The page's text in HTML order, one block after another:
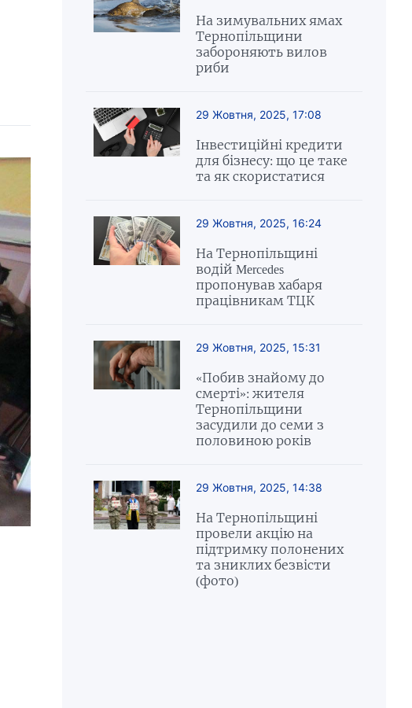
На зимувальних ямах
Тернопільщини
забороняють вилов
риби
29 Жовтня, 2025, 17:08
Інвестиційні кредити
для бізнесу: що це таке
та як скористатися
29 Жовтня, 2025, 16:24
На Тернопільщині
водій Mercedes
пропонував хабаря
працівникам ТЦК
29 Жовтня, 2025, 15:31
«Побив знайому до
смерті»: жителя
Тернопільщини
засудили до семи з
половиною років
29 Жовтня, 2025, 14:38
На Тернопільщині
провели акцію на
підтримку полонених
та зниклих безвісти
(фото)